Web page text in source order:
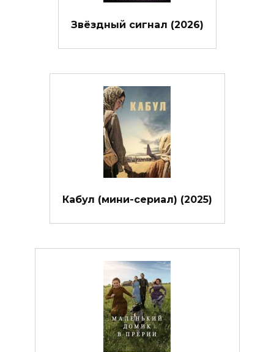
Звёздный сигнал (2026)
Кабул (мини-сериал) (2025)